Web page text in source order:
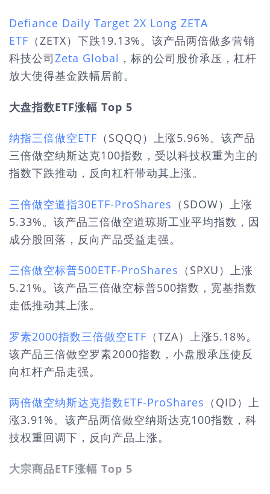
Defiance Daily Target 2X Long ZETA
ETF （ZETX）下跌19.13%。该产品两倍做多营销
科技公司Zeta Global ，标的公司股价承压，杠杆
放大使得基金跌幅居前。
大盘指数ETF涨幅 Top 5
纳指三倍做空ETF （SQQQ）上涨5.96%。该产品
三倍做空纳斯达克100指数，受以科技权重为主的
指数下跌推动，反向杠杆带动其上涨。
三倍做空道指30ETF-ProShares （SDOW）上涨
5.33%。该产品三倍做空道琼斯工业平均指数，因
成分股回落，反向产品受益走强。
三倍做空标普500ETF-ProShares （SPXU）上涨
5.21%。该产品三倍做空标普500指数，宽基指数
走低推动其上涨。
罗素2000指数三倍做空ETF （TZA）上涨5.18%。
该产品三倍做空罗素2000指数，小盘股承压使反
向杠杆产品走强。
两倍做空纳斯达克指数ETF-ProShares （QID）上
涨3.91%。该产品两倍做空纳斯达克100指数，科
技权重回调下，反向产品上涨。
大宗商品ETF涨幅 Top 5